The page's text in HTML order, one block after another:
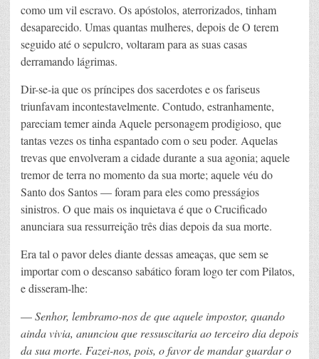
como um vil escravo. Os apóstolos, aterrorizados, tinham
desaparecido. Umas quantas mulheres, depois de O terem
seguido até o sepulcro, voltaram para as suas casas
derramando lágrimas.
Dir-se-ia que os príncipes dos sacerdotes e os fariseus
triunfavam incontestavelmente. Contudo, estranhamente,
pareciam temer ainda Aquele personagem prodigioso, que
tantas vezes os tinha espantado com o seu poder. Aquelas
trevas que envolveram a cidade durante a sua agonia; aquele
tremor de terra no momento da sua morte; aquele véu do
Santo dos Santos — foram para eles como presságios
sinistros. O que mais os inquietava é que o Crucificado
anunciara sua ressurreição três dias depois da sua morte.
Era tal o pavor deles diante dessas ameaças, que sem se
importar com o descanso sabático foram logo ter com Pilatos,
e disseram-lhe:
—Senhor, lembramo-nos de que aquele impostor, quando
ainda vivia, anunciou que ressuscitaria ao terceiro dia depois
da sua morte. Fazei-nos, pois, o favor de mandar guardar o